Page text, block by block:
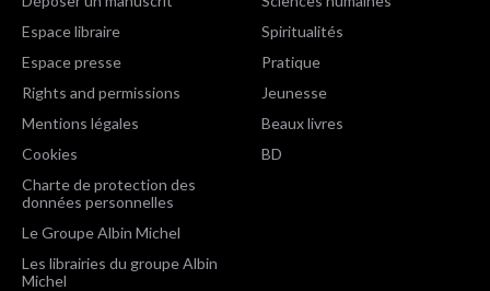
Espace libraire
Espace presse
Rights and permissions
Mentions légales
Cookies
Charte de protection des
données personnelles
Le Groupe Albin Michel
Les librairies du groupe Albin
Michel
Spiritualités
Pratique
Jeunesse
Beaux livres
BD